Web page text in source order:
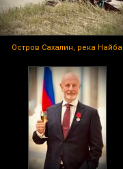
Остров Сахалин, река Найба